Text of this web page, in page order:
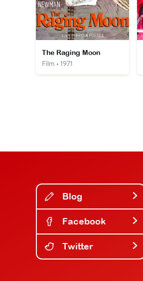
The Raging Moon
Film • 1971
Blog
Facebook
Twitter